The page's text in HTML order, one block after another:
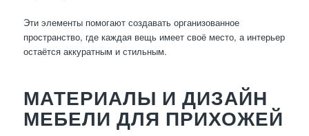
Эти элементы помогают создавать организованное
пространство, где каждая вещь имеет своё место, а интерьер
остаётся аккуратным и стильным.
МАТЕРИАЛЫ И ДИЗАЙН
МЕБЕЛИ ДЛЯ ПРИХОЖЕЙ